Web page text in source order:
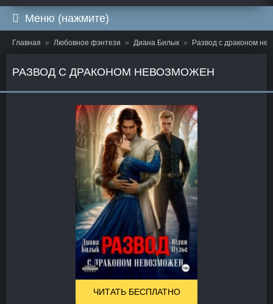
Меню (нажмите)
Главная Любовное фэнтези Диана Билык Развод с драконом
РАЗВОД С ДРАКОНОМ НЕВОЗМОЖЕН
ЧИТАТЬ БЕСПЛАТНО